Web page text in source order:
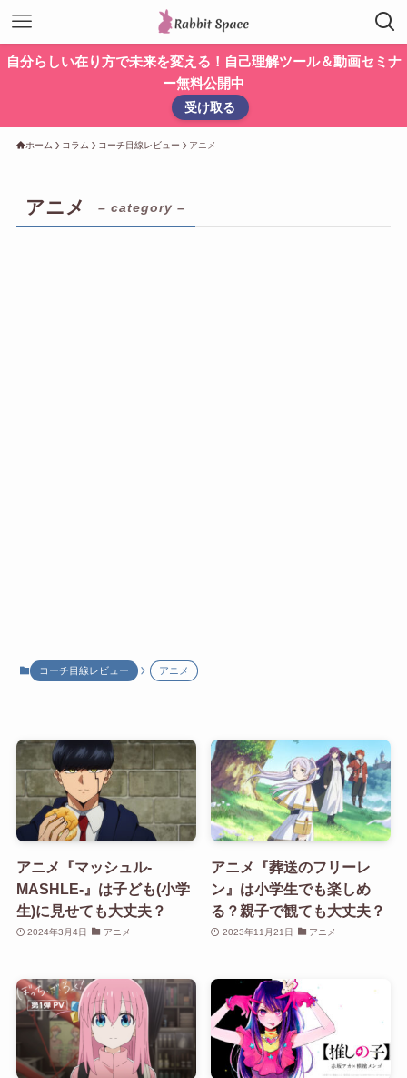
自分らしい在り方で未来を変える！自己理解ツール＆動画セミナ
ー無料公開中
受け取る
ホーム コラム コーチ目線レビュー アニメ
アニメ – category –
コーチ目線レビュー アニメ
アニメ『マッシュル-
MASHLE-』は子ども(小学
生)に見せても大丈夫？
2024年3月4日 アニメ
アニメ『葬送のフリーレ
ン』は小学生でも楽しめ
る？親子で観ても大丈夫？
2023年11月21日 アニメ